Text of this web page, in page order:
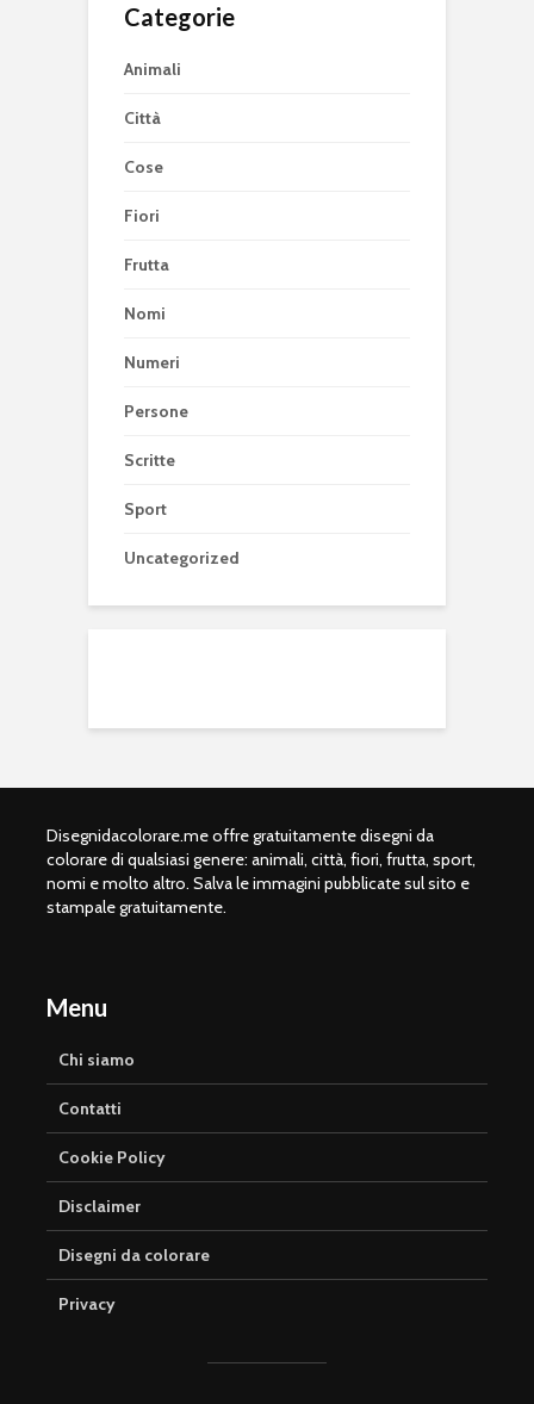
Categorie
Animali
Città
Cose
Fiori
Frutta
Nomi
Numeri
Persone
Scritte
Sport
Uncategorized
Disegnidacolorare.me offre gratuitamente disegni da
colorare di qualsiasi genere: animali, città, fiori, frutta, sport,
nomi e molto altro. Salva le immagini pubblicate sul sito e
stampale gratuitamente.
Menu
Chi siamo
Contatti
Cookie Policy
Disclaimer
Disegni da colorare
Privacy